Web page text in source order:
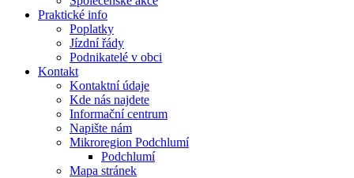
Praktické info
Poplatky
Jízdní řády
Podnikatelé v obci
Kontakt
Kontaktní údaje
Kde nás najdete
Informační centrum
Napište nám
Mikroregion Podchlumí
Podchlumí
Mapa stránek